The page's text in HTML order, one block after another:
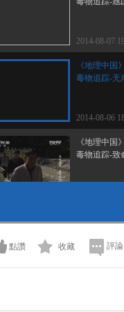
2014-08-07
《地理中国
毒物追踪-无
2014-08-06
《地理中国
毒物追踪-致
2014-08-04
周末特别节
點讚 收藏 評論